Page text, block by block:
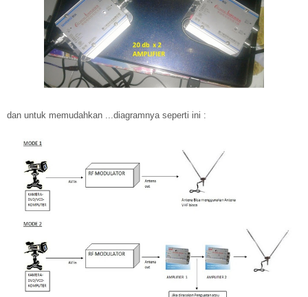
dan untuk memudahkan ...diagramnya seperti ini :